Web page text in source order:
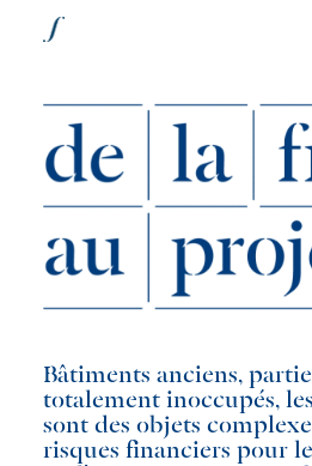
Bâtiments anciens,
totalement inoccupés,
sont des objets
risques financiers pour